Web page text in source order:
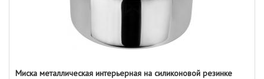
Миска металлическая интерьерная на силиконовой резинке